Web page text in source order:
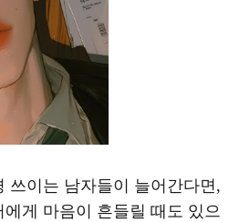
쓰이는 남자들이 늘어간다면,
게 마음이 흔들릴 때도 있으